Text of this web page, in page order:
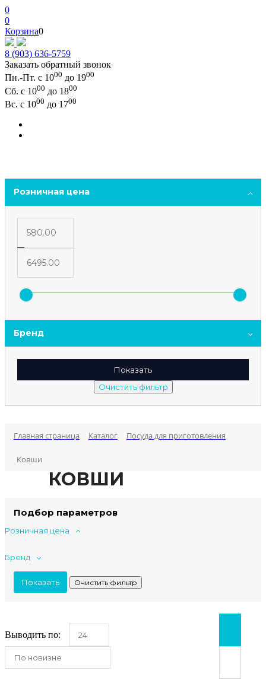
0
0
Корзина0
8 (903) 636-5759
Заказать обратный звонок
Пн.-Пт. с 1000 до 1900
Сб. с 1000 до 1800
Вс. с 1000 до 1700
Розничная цена
Бренд
Главная страница Каталог Посуда для приготовления
Ковши
КОВШИ
Подбор параметров
Розничная цена
Бренд
Выводить по: 24
По новизне